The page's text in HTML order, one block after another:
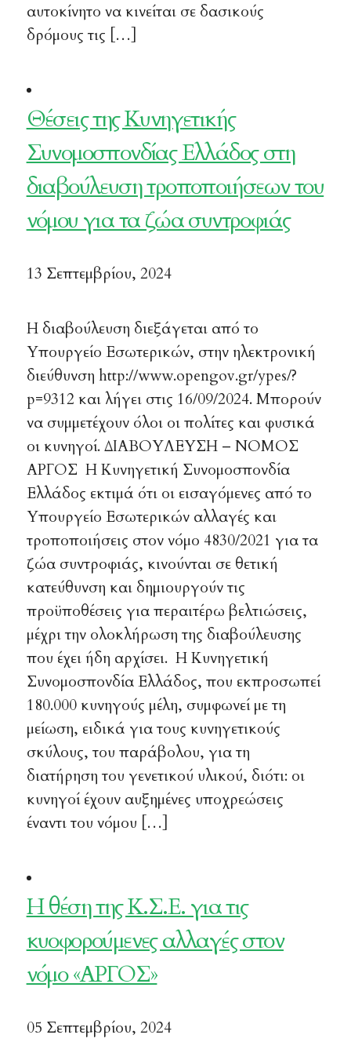
αυτοκίνητο να κινείται σε δασικούς
δρόμους τις […]
Θέσεις της Κυνηγετικής
Συνομοσπονδίας Ελλάδος στη
διαβούλευση τροποποιήσεων του
νόμου για τα ζώα συντροφιάς
13 Σεπτεμβρίου, 2024
Η διαβούλευση διεξάγεται από το
Υπουργείο Εσωτερικών, στην ηλεκτρονική
διεύθυνση http://www.opengov.gr/ypes/?
p=9312 και λήγει στις 16/09/2024. Μπορούν
να συμμετέχουν όλοι οι πολίτες και φυσικά
οι κυνηγοί. ΔΙΑΒΟΥΛΕΥΣΗ – ΝΟΜΟΣ
ΑΡΓΟΣ Η Κυνηγετική Συνομοσπονδία
Ελλάδος εκτιμά ότι οι εισαγόμενες από το
Υπουργείο Εσωτερικών αλλαγές και
τροποποιήσεις στον νόμο 4830/2021 για τα
ζώα συντροφιάς, κινούνται σε θετική
κατεύθυνση και δημιουργούν τις
προϋποθέσεις για περαιτέρω βελτιώσεις,
μέχρι την ολοκλήρωση της διαβούλευσης
που έχει ήδη αρχίσει. Η Κυνηγετική
Συνομοσπονδία Ελλάδος, που εκπροσωπεί
180.000 κυνηγούς μέλη, συμφωνεί με τη
μείωση, ειδικά για τους κυνηγετικούς
σκύλους, του παράβολου, για τη
διατήρηση του γενετικού υλικού, διότι: οι
κυνηγοί έχουν αυξημένες υποχρεώσεις
έναντι του νόμου […]
Η θέση της Κ.Σ.Ε. για τις
κυοφορούμενες αλλαγές στον
νόμο «ΑΡΓΟΣ»
05 Σεπτεμβρίου, 2024